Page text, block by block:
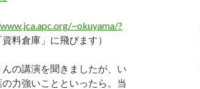
~okuyama/?
料倉庫」に飛びます）
の講演を聞きましたが、い
力強いことといったら。当